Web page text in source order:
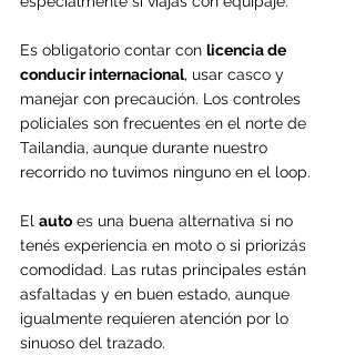
Es obligatorio contar con licencia de
conducir internacional, usar casco y
manejar con precaución. Los controles
policiales son frecuentes en el norte de
Tailandia, aunque durante nuestro
recorrido no tuvimos ninguno en el loop.
El auto es una buena alternativa si no
tenés experiencia en moto o si priorizás
comodidad. Las rutas principales están
asfaltadas y en buen estado, aunque
igualmente requieren atención por lo
sinuoso del trazado.